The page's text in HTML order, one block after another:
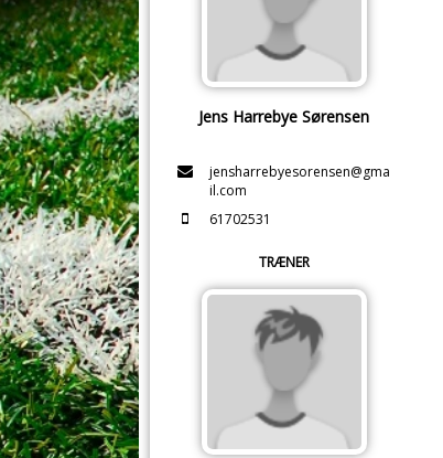
Jens Harrebye Sørensen
jensharrebyesorensen@gma
il.com
61702531
TRÆNER